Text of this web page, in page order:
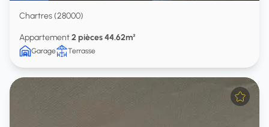
Chartres (28000)
Appartement2 pièces 44.62m²
Garage Terrasse